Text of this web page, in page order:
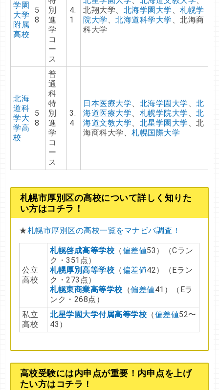
学園
大学
附属
高校
5
8
別
進
学
コ
ー
ス
4.
1
北翔大学、 北海学園大学 、札幌学
院大学 、北海道科学大学 、北海商
科大学
北海
道科
学大
学高
校
5
8
普
通
科
特
別
進
学
コ
ー
ス
3.
4
日本医療大学、 北海学園大学 、北
海道医療大学、 札幌学院大学 、北
海道文教大学、 北星学園大学 、北
海商科大学、札幌国際大学
札幌市厚別区の高校について詳しく知りた
い方はコチラ！
★札幌市厚別区の高校一覧をマナビバ調査！
公立
高校
札幌啓成高等学校 （偏差値53）（Cラン
ク・351点）
札幌厚別高等学校 （偏差値42）（Eラン
ク・273点）
札幌東商業高等学校 （偏差値41）（Eラ
ンク・268点）
私立
高校
北星学園大学付属高等学校 （偏差値52〜
43）
高校受験には内申点が重要！内申点を上げ
たい方はコチラ！